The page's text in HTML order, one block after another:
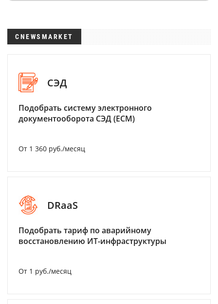
CNEWSMARKET
СЭД
Подобрать систему электронного
документооборота СЭД (ECM)
От 1 360 руб./месяц
DRaaS
Подобрать тариф по аварийному
восстановлению ИТ-инфраструктуры
От 1 руб./месяц